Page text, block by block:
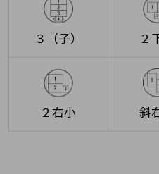
３（子） ２
２右小 斜